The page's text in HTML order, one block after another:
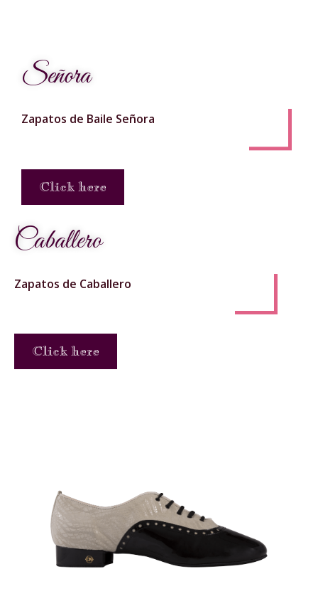
Señora
Zapatos de Baile Señora
Click here
Caballero
Zapatos de Caballero
Click here